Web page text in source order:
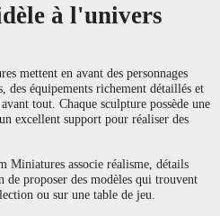
à l'univers
mettent en avant des personnages
des équipements richement détaillés et
tout. Chaque sculpture possède une
excellent support pour réaliser des
Miniatures associe réalisme, détails
de proposer des modèles qui trouvent
ou sur une table de jeu.